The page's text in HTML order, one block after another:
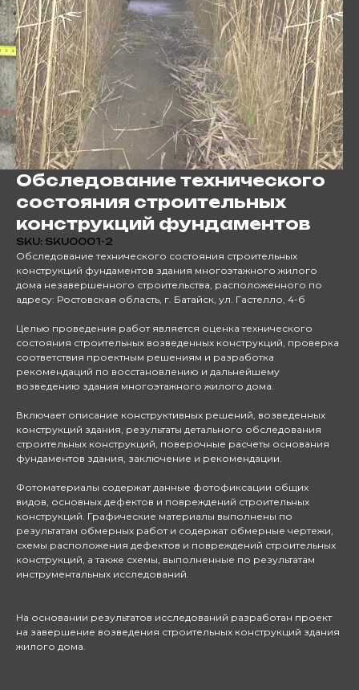
Обследование технического
состояния строительных
конструкций фундаментов
SKU: SKU0001-2
Обследование технического состояния строительных
конструкций фундаментов здания многоэтажного жилого
дома незавершенного строительства, расположенного по
адресу: Ростовская область, г. Батайск, ул. Гастелло, 4-б
Целью проведения работ является оценка технического
состояния строительных возведенных конструкций, проверка
соответствия проектным решениям и разработка
рекомендаций по восстановлению и дальнейшему
возведению здания многоэтажного жилого дома.
Включает описание конструктивных решений, возведенных
конструкций здания, результаты детального обследования
строительных конструкций, поверочные расчеты основания
фундаментов здания, заключение и рекомендации.
Фотоматериалы содержат данные фотофиксации общих
видов, основных дефектов и повреждений строительных
конструкций. Графические материалы выполнены по
результатам обмерных работ и содержат обмерные чертежи,
схемы расположения дефектов и повреждений строительных
конструкций, а также схемы, выполненные по результатам
инструментальных исследований.
На основании результатов исследований разработан проект
на завершение возведения строительных конструкций здания
жилого дома.